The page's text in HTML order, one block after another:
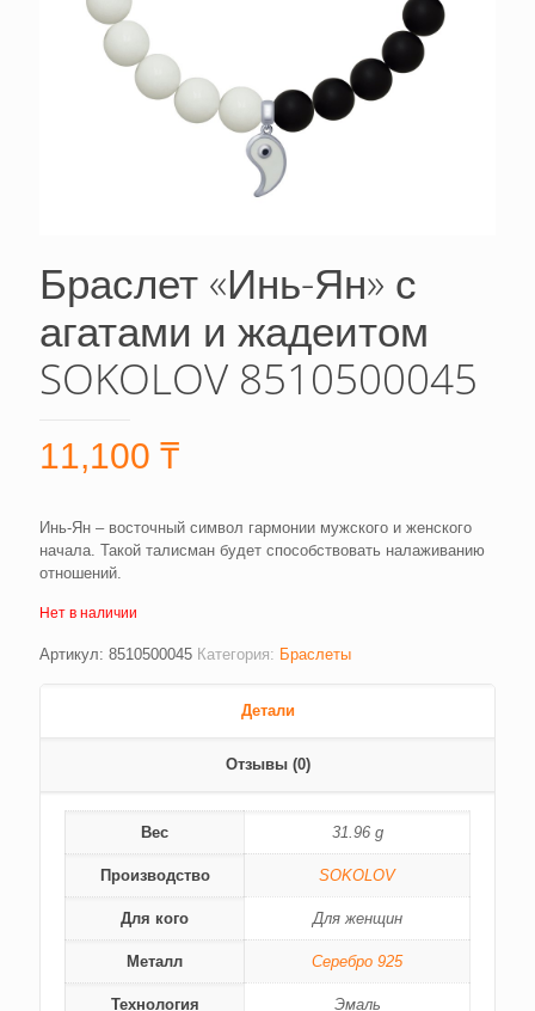
Браслет «Инь-Ян» с
агатами и жадеитом
SOKOLOV 8510500045
11,100 ₸
Инь-Ян – восточный символ гармонии мужского и женского
начала. Такой талисман будет способствовать налаживанию
отношений.
Нет в наличии
Артикул: 8510500045 Категория: Браслеты
Детали
Отзывы (0)
Вес 31.96 g
Производство SOKOLOV
Для кого Для женщин
Металл Серебро 925
Технология Эмаль